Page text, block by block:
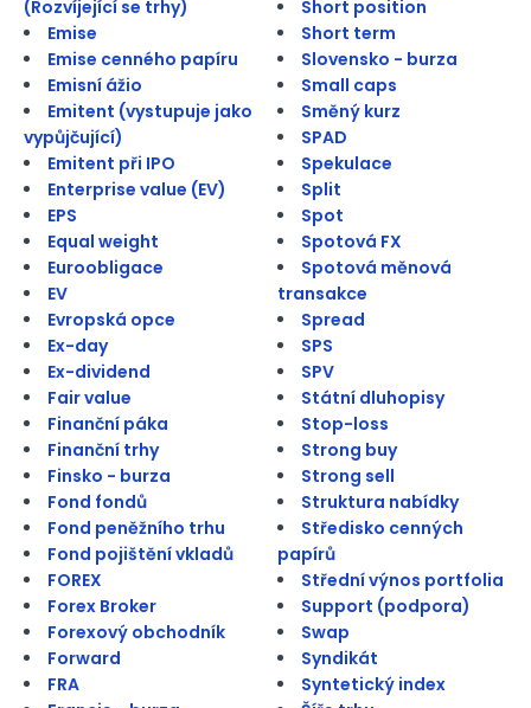
(Rozvíjející se trhy)
Emise
Emise cenného papíru
Emisní ážio
Emitent (vystupuje jako
vypůjčující)
Emitent při IPO
Enterprise value (EV)
EPS
Equal weight
Euroobligace
EV
Evropská opce
Ex-day
Ex-dividend
Fair value
Finanční páka
Finanční trhy
Finsko - burza
Fond fondů
Fond peněžního trhu
Fond pojištění vkladů
FOREX
Forex Broker
Forexový obchodník
Forward
FRA
Short position
Short term
Slovensko - burza
Small caps
Směný kurz
SPAD
Spekulace
Split
Spot
Spotová FX
Spotová měnová
transakce
Spread
SPS
SPV
Státní dluhopisy
Stop-loss
Strong buy
Strong sell
Struktura nabídky
Středisko cenných
papírů
Střední výnos portfolia
Support (podpora)
Swap
Syndikát
Syntetický index